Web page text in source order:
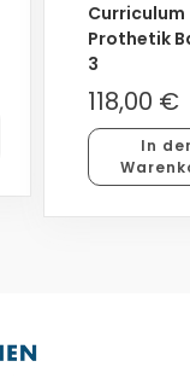
Curriculum
Prothetik
3
118,00 €
In